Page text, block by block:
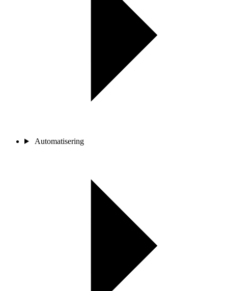
Automatisering